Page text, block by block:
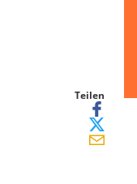
Teilen